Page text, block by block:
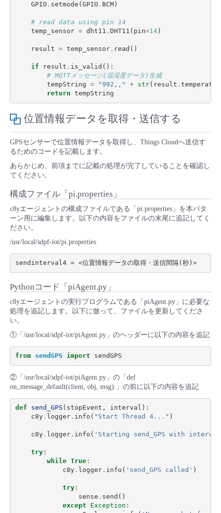
GPIO . setmode ( GPIO . BCM)
# read data using pin 14
temp_sensor = dht11 . DHT11 ( pin=14)
result = temp_sensor. read ()
if result . is_valid ():
# MQTTメッセージ(温湿度データ)生成
tempString = "992,," + str( result .
return tempString
位置情報データを取得・送信する
GPSセンサーで位置情報データを取得し、Things Cloudへ送信す
るためのコードを記載します。
あらかじめ、前項までに記載の処理が完了していることを確認し
てください。
構成ファイル「pi.properties」
c8yエージェントの構成ファイルである「pi.properties」を本パタ
ーン用に編集します。以下の内容をファイルの末尾に追記してく
ださい。
/usr/local/sdpf-iot/pi.properties
sendinterval4 = <位置情報データの取得・送信間隔(秒)>
Pythonコード「piAgent.py」
c8yエージェントの実行プログラムである「piAgent.py」に必要な
処理を追記します。以下に倣って、ファイルを更新してくださ
い。
①「/usr/local/sdpf-iot/piAgent.py」のヘッダーに以下の内容を追記
from sendGPS import sendGPS
②「/usr/local/sdpf-iot/piAgent.py」の「def
on_message_default(client, obj, msg):」の前に以下の内容を追記
def send_GPS ( stopEvent , interval ):
c8y. logger. info ( "Start Thread 4..." )
c8y. logger. info ( 'Starting send_GPS with
try:
while True:
c8y. logger. info ( 'send_GPS called' )
try:
sense . send ()
except
Exception :